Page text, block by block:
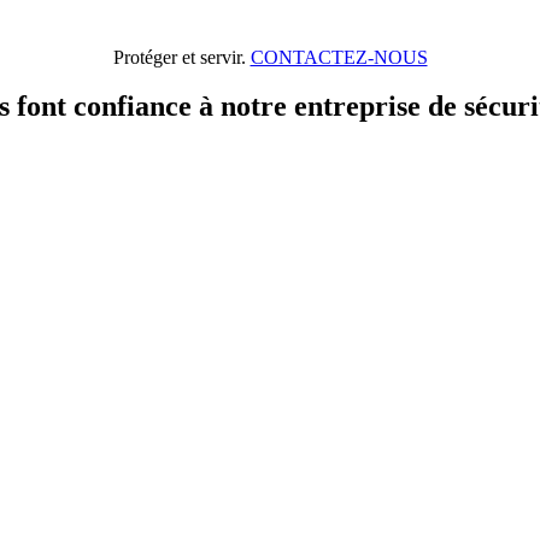
Protéger et servir. CONTACTEZ-NOUS
font confiance à notre entreprise de